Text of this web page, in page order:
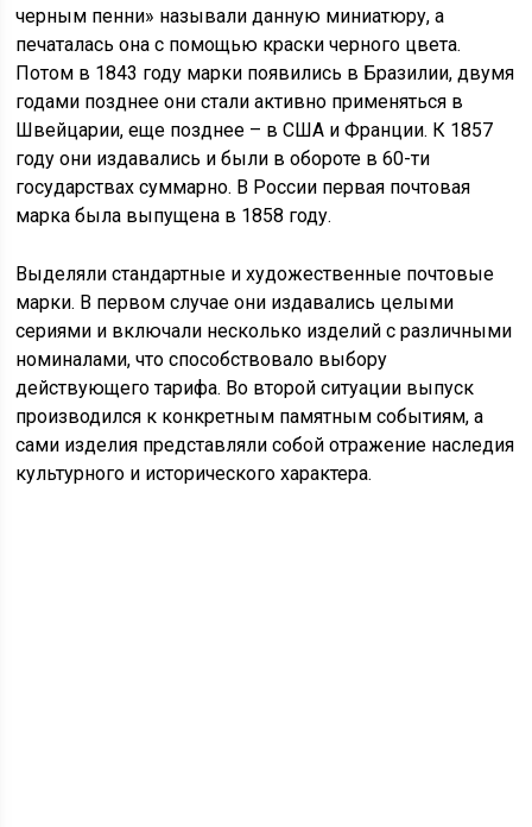
черным пенни» называли данную миниатюру, а
печаталась она с помощью краски черного цвета.
Потом в 1843 году марки появились в Бразилии, двумя
годами позднее они стали активно применяться в
Швейцарии, еще позднее – в США и Франции. К 1857
году они издавались и были в обороте в 60-ти
государствах суммарно. В России первая почтовая
марка была выпущена в 1858 году.
Выделяли стандартные и художественные почтовые
марки. В первом случае они издавались целыми
сериями и включали несколько изделий с различными
номиналами, что способствовало выбору
действующего тарифа. Во второй ситуации выпуск
производился к конкретным памятным событиям, а
сами изделия представляли собой отражение наследия
культурного и исторического характера.